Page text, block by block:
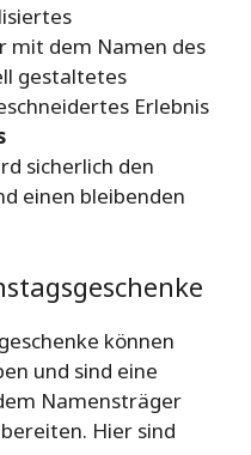
mit dem Namen des
gestaltetes
Erlebnis
sicherlich den
einen bleibenden
können
und sind eine
Namensträger
Hier sind